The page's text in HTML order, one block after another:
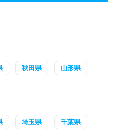
秋田県 山形県
埼玉県 千葉県